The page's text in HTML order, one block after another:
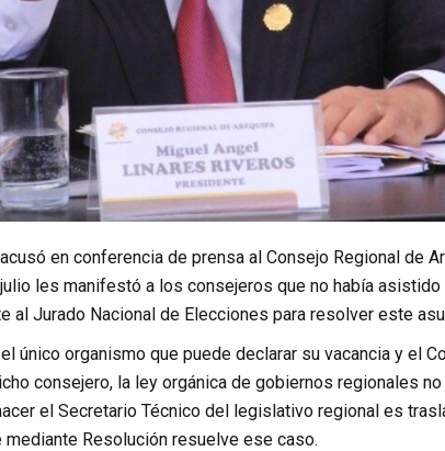
en conferencia de prensa al Consejo Regional de
les manifestó a los consejeros que no había
al Jurado Nacional de Elecciones para resolver este
único organismo que puede declarar su vacancia y el
consejero, la ley orgánica de gobiernos regionales
el Secretario Técnico del legislativo regional es
Resolución resuelve ese caso.